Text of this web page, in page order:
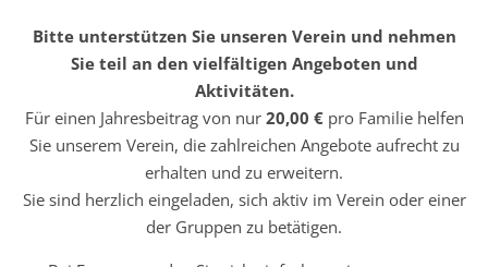
Bitte unterstützen Sie unseren Verein und nehmen
Sie teil an den vielfältigen Angeboten und
Aktivitäten.
Für einen Jahresbeitrag von nur 20,00 €pro Familie helfen
Sie unserem Verein, die zahlreichen Angebote aufrecht zu
erhalten und zu erweitern.
Sie sind herzlich eingeladen, sich aktiv im Verein oder einer
der Gruppen zu betätigen.